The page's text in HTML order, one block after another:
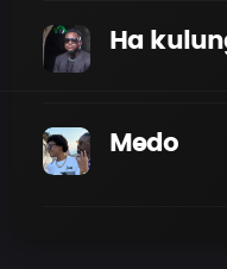
Ha
Medo